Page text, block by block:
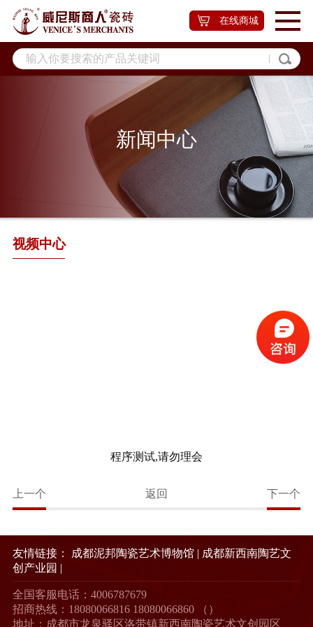
在线商城
新闻中心
视频中心
程序测试,请勿理会
上一个 下一个
返回
友情链接： 成都泥邦陶瓷艺术博物馆| 成都新西南陶艺文
创产业园 |
全国客服电话：4006787679
招商热线：18080066816 18080066860 （）
地址：成都市龙泉驿区洛带镇新西南陶瓷艺术文创园区